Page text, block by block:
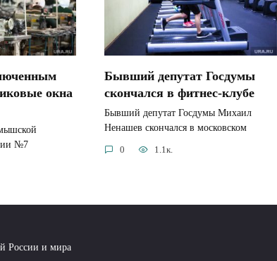
окна
№7
Бывший депутат Госдумы
скончался в фитнес-клубе
Бывший депутат Госдумы Михаил
Ненашев скончался в московском
0 1.1к.
России и мира